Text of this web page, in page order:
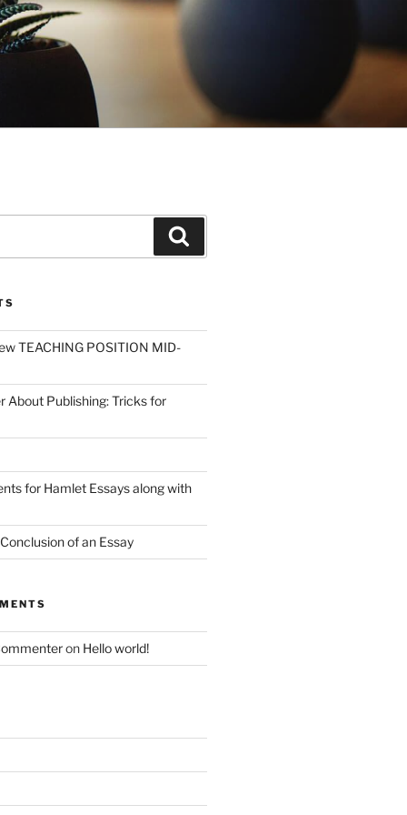
TEACHING POSITION MID-
About Publishing: Tricks for
for Hamlet Essays along with
of an Essay
on Hello world!